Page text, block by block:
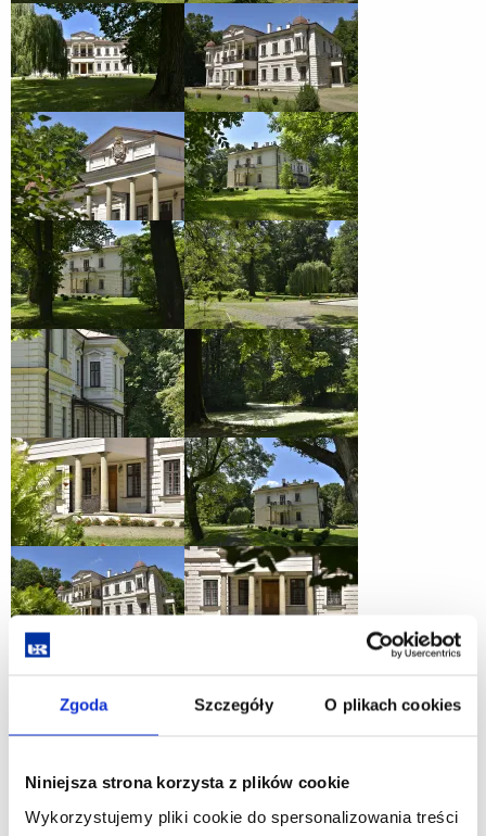
Zgoda Szczegóły O plikach cookies
Niniejsza strona korzysta z plików cookie
Wykorzystujemy pliki cookie do spersonalizowania treści